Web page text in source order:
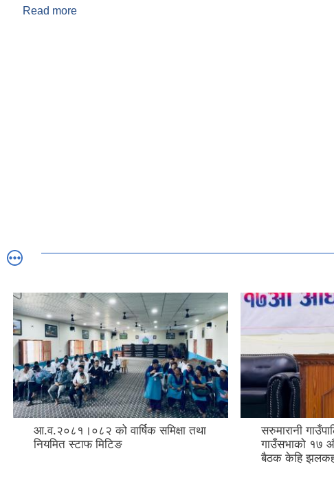
Read more
आ.व.२०८१।०८२ को वार्षिक समिक्षा तथा
नियमित स्टाफ मिटिङ
सरुमारानी
गाउँसभाको १७
बैठक केहि